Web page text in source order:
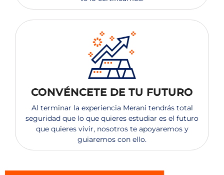
CONVÉNCETE DE TU FUTURO
Al terminar la experiencia Merani tendrás total
seguridad que lo que quieres estudiar es el futuro
que quieres vivir, nosotros te apoyaremos y
guiaremos con ello.